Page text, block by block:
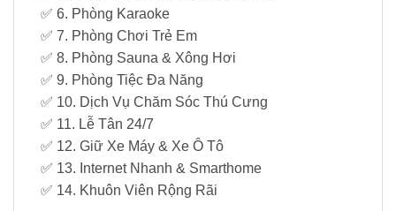
✅ 6. Phòng Karaoke
✅ 7. Phòng Chơi Trẻ Em
✅ 8. Phòng Sauna & Xông Hơi
✅ 9. Phòng Tiệc Đa Năng
✅ 10. Dịch Vụ Chăm Sóc Thú Cưng
✅ 11. Lễ Tân 24/7
✅ 12. Giữ Xe Máy & Xe Ô Tô
✅ 13. Internet Nhanh & Smarthome
✅ 14. Khuôn Viên Rộng Rãi